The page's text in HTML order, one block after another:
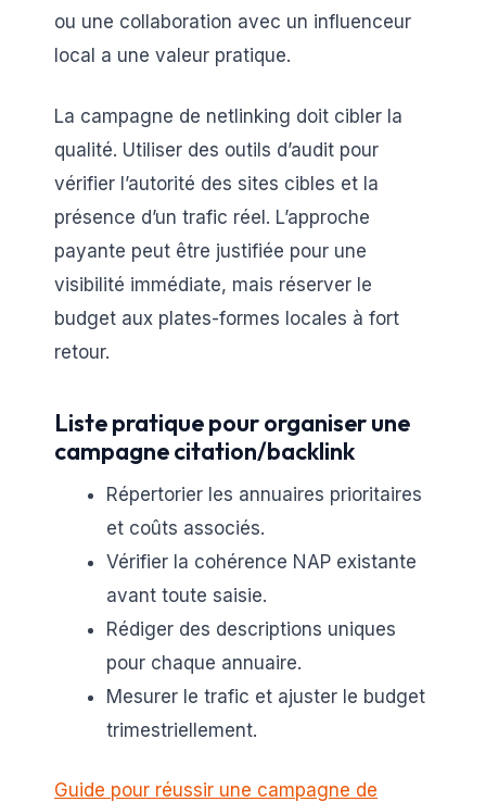
ou une collaboration avec un influenceur
local a une valeur pratique.
La campagne de netlinking doit cibler la
qualité. Utiliser des outils d’audit pour
vérifier l’autorité des sites cibles et la
présence d’un trafic réel. L’approche
payante peut être justifiée pour une
visibilité immédiate, mais réserver le
budget aux plates-formes locales à fort
retour.
Liste pratique pour organiser une
campagne citation/backlink
Répertorier les annuaires prioritaires
et coûts associés.
Vérifier la cohérence NAP existante
avant toute saisie.
Rédiger des descriptions uniques
pour chaque annuaire.
Mesurer le trafic et ajuster le budget
trimestriellement.
Guide pour réussir une campagne de